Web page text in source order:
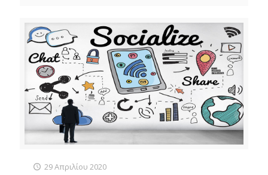
29 Απριλίου 2020